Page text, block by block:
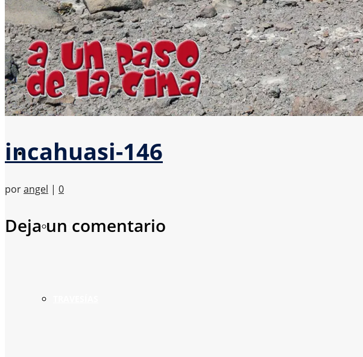
Chile
Expedición al Volcán Incahuasi
MONTAÑA
BOSQUES DE OTOÑO
incahuasi-146
porangel | 0
Deja un comentario